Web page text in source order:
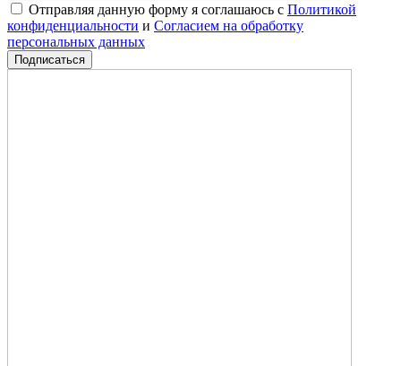
Отправляя данную форму я соглашаюсь с Политикой
конфиденциальности и Согласием на обработку
персональных данных
Подписаться